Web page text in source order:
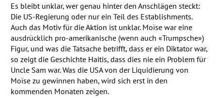
Es bleibt unklar, wer genau hinter den Anschlägen steckt:
Die US-Regierung oder nur ein Teil des Establishments.
Auch das Motiv für die Aktion ist unklar. Moïse war eine
ausdrücklich pro-amerikanische (wenn auch «Trumpsche»)
Figur, und was die Tatsache betrifft, dass er ein Diktator war,
so zeigt die Geschichte Haitis, dass dies nie ein Problem für
Uncle Sam war. Was die USAvon der Liquidierung von
Moïse zu gewinnen haben, wird sich erst in den
kommenden Monaten zeigen.